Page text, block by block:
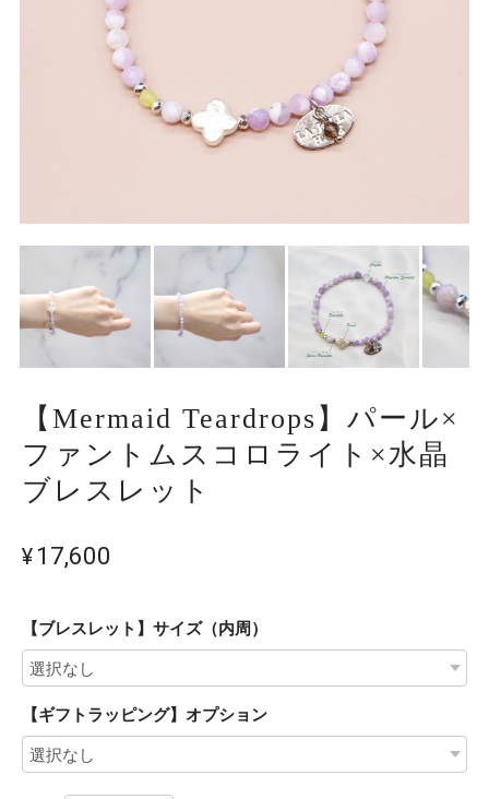
【Mermaid Teardrops】パール×
ファントムスコロライト×水晶
ブレスレット
¥17,600
【ブレスレット】サイズ（内周）
【ギフトラッピング】オプション